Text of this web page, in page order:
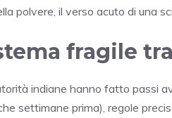
polvere, il verso acuto di una
fragile
indiane hanno fatto passi
settimane prima), regole